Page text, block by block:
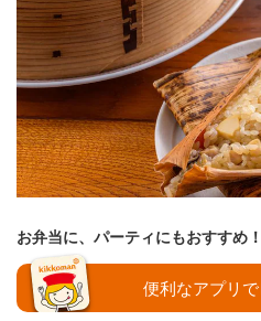
お弁当に、パーティにもおすすめ
便利なアプリ